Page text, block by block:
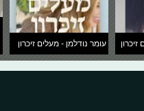
עומר נודלמן - מעלים זיכרון